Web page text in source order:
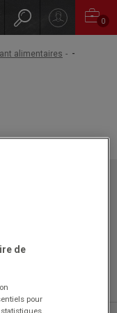
0
alimentaires
-
de
pour